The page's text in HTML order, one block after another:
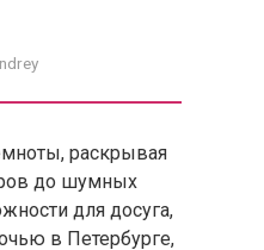
раскрывая
до шумных
для досуга,
в Петербурге,